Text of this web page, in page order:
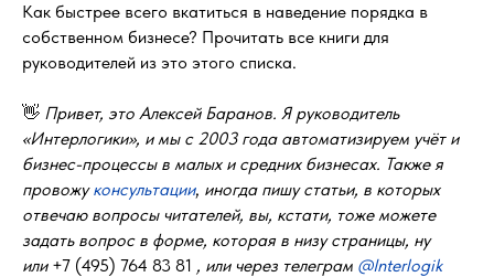
Как быстрее всего вкатиться в наведение порядка в
собственном бизнесе? Прочитать все книги для
руководителей из это этого списка.
👋 Привет, это Алексей Баранов. Я руководитель
«Интерлогики», и мы с 2003 года автоматизируем учёт и
бизнес-процессы в малых и средних бизнесах. Также я
провожуконсультации, иногда пишу статьи, в которых
отвечаю вопросы читателей, вы, кстати, тоже можете
задать вопрос в форме, которая в низу страницы, ну
или +7 (495) 764 83 81 , или через телеграм @Interlogik